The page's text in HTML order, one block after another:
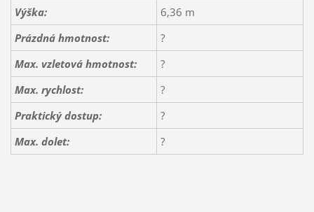
Výška:
6,36 m
Prázdná hmotnost:
?
Max. vzletová hmotnost:
?
Max. rychlost:
?
Praktický dostup:
?
Max. dolet:
?